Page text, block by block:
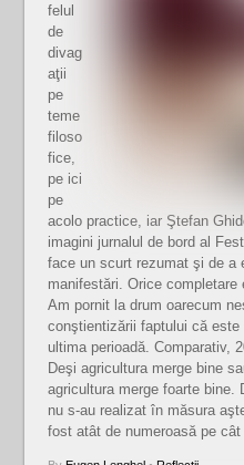
felul
de
divag
aţii
pe
teme
filoso
fice,
pe ici
pe
acolo practice, iar Ştefan
imagini jurnalul de bord al
face un scurt rezumat şi de a
manifestări. Orice completare
Am pornit la drum oarecum
conştientizării faptului că
ultima perioadă. Comparativ,
Deşi agricultura merge bine
agricultura merge foarte bine.
nu s-au realizat în măsura
fost atât de numeroasă pe